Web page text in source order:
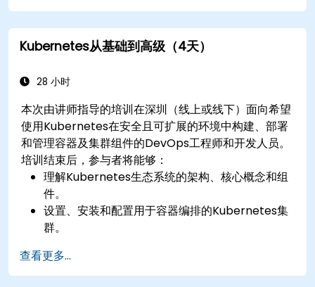
Kubernetes从基础到高级（4天）
28 小时
本次由讲师指导的培训在深圳（线上或线下）面向希望
使用Kubernetes在安全且可扩展的环境中构建、部署
和管理容器及集群组件的DevOps工程师和开发人员。
培训结束后，参与者将能够：
理解Kubernetes生态系统的架构、核心概念和组
件。
设置、安装和配置用于容器编排的Kubernetes集
群。
获得从基础到高级Kubernetes操作和管理的实践
经验。
查看更多...